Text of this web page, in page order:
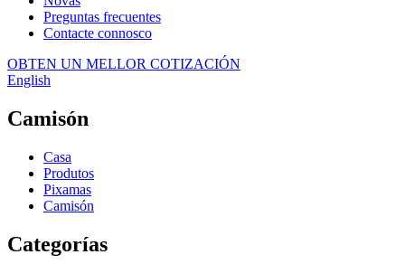
Preguntas frecuentes
Contacte connosco
OBTEN UN MELLOR COTIZACIÓN
English
Camisón
Casa
Produtos
Pixamas
Camisón
Categorías